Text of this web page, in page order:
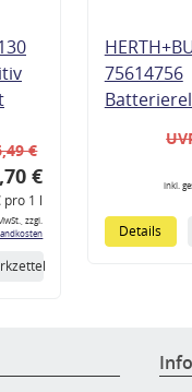
€
€
pro 1 l
zzgl.
75614756
inkl.
Details